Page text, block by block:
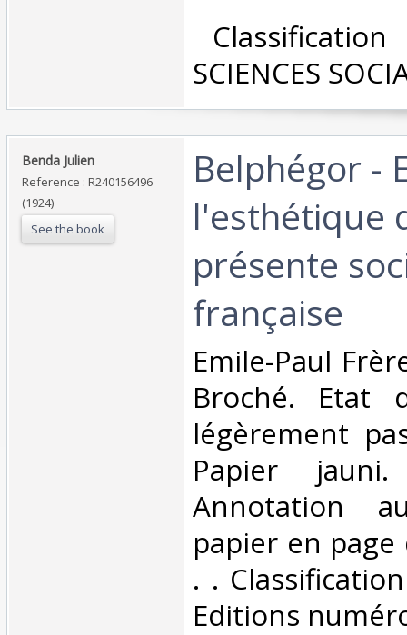
SCIENCES
‎Benda Julien‎
Reference : R240156496
(1924)
See the book
‎Belphégor -
l'esthétique
présente
française‎
‎Emile-Paul
Broché. Etat
légèrement
Papier
Annotation
papier en
. .
Editions